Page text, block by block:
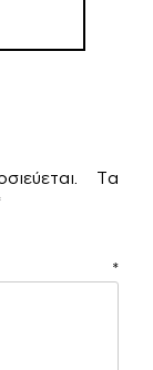
Τα
*